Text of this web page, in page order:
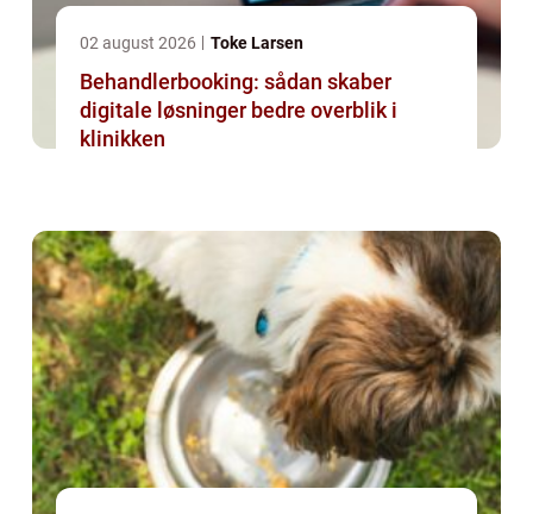
02 august 2026 Toke Larsen
Behandlerbooking: sådan skaber
digitale løsninger bedre overblik i
klinikken